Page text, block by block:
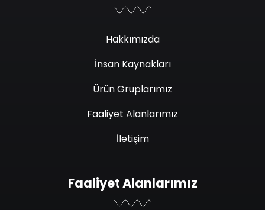
Hakkımızda
İnsan Kaynakları
Ürün Gruplarımız
Faaliyet Alanlarımız
İletişim
Faaliyet Alanlarımız